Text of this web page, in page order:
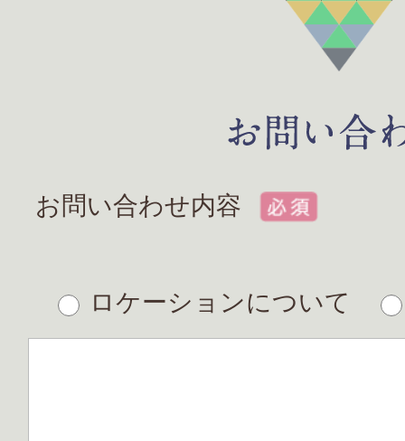
お問い合わせ内容
ロケーションについて